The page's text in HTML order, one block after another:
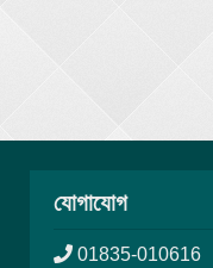
যোগাযোগ
01835-010616